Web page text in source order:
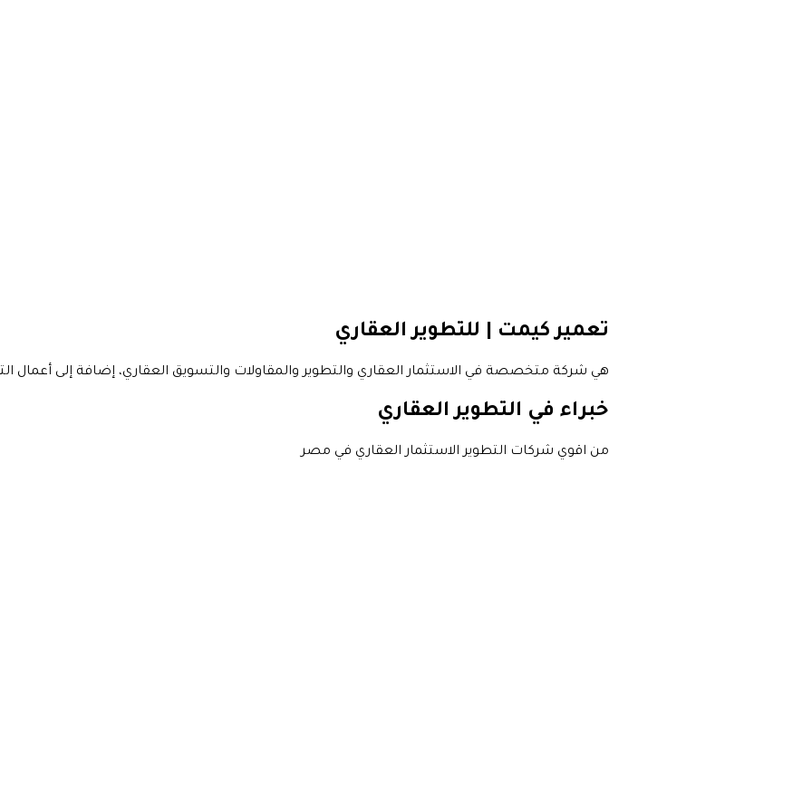
تعمير كيمت | للتطوير العقاري
هي شركة متخصصة في الاستثمار العقاري والتطوير والمقاولات والتسويق العقاري، إضافة إلى أعمال
خبراء في التطوير العقاري
من اقوي شركات التطوير الاستثمار العقاري في مصر